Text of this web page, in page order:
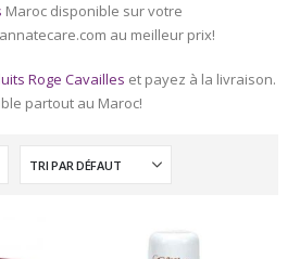
Maroc disponible sur votre
au meilleur prix!
Roge Cavailles et payez à la livraison.
partout au Maroc!